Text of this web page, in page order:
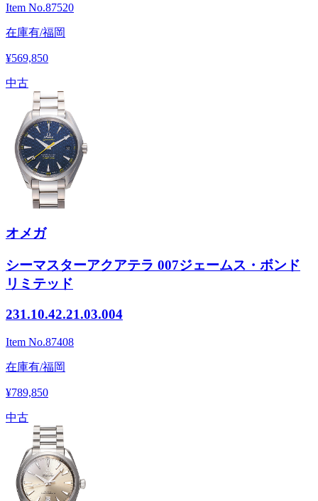
Item No.87520
在庫有/福岡
¥569,850
中古
オメガ
シーマスターアクアテラ 007ジェームス・ボンド
リミテッド
231.10.42.21.03.004
Item No.87408
在庫有/福岡
¥789,850
中古